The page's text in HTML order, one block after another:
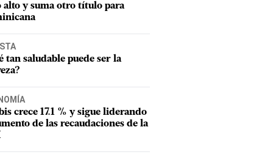
alto y suma otro título para
tan saludable puede ser la
crece 17.1 % y sigue liderando
de las recaudaciones de la